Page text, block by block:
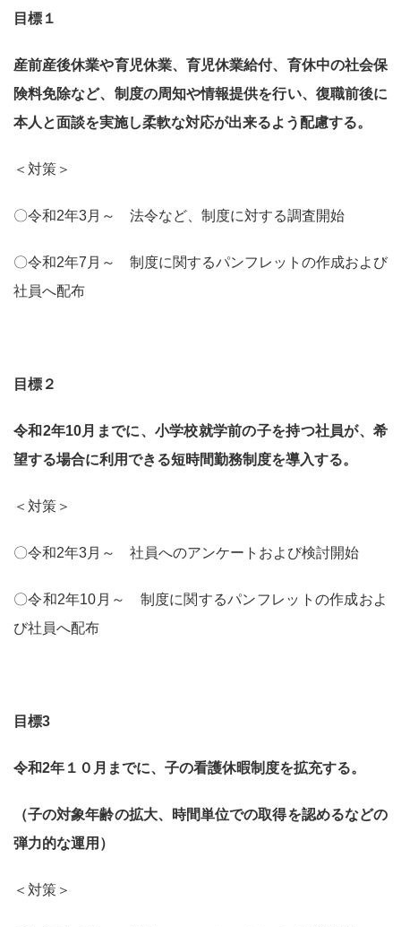
目標１
産前産後休業や育児休業、育児休業給付、育休中の社会保
険料免除など、制度の周知や情報提供を行い、復職前後に
本人と面談を実施し柔軟な対応が出来るよう配慮する。
＜対策＞
〇令和2年3月～ 法令など、制度に対する調査開始
〇令和2年7月～ 制度に関するパンフレットの作成および
社員へ配布
目標２
令和2年10月までに、小学校就学前の子を持つ社員が、希
望する場合に利用できる短時間勤務制度を導入する。
＜対策＞
〇令和2年3月～ 社員へのアンケートおよび検討開始
〇令和2年10月～ 制度に関するパンフレットの作成およ
び社員へ配布
目標3
令和2年１０月までに、子の看護休暇制度を拡充する。
（子の対象年齢の拡大、時間単位での取得を認めるなどの
弾力的な運用）
＜対策＞